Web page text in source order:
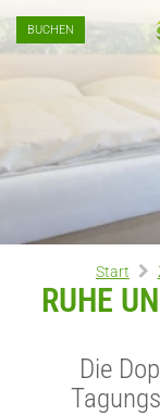
BUCHEN
Start
RUHE
Die